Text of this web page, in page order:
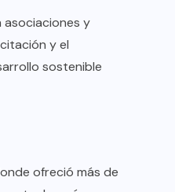
asociaciones y
y el
sostenible
ofreció más de